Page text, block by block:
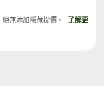
無添加隱藏提價。
了解更